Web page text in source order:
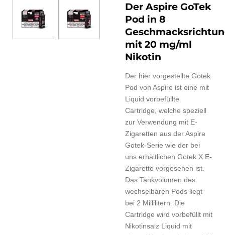
Der Aspire GoTek
Pod in 8
mit 20 mg/ml
Nikotin
Der hier vorgestellte Gotek
Pod von Aspire ist eine mit
Liquid vorbefüllte
Cartridge, welche speziell
zur Verwendung mit E-
Zigaretten aus der Aspire
Gotek-Serie wie der bei
uns erhältlichen Gotek X E-
Zigarette vorgesehen ist.
Das Tankvolumen des
wechselbaren Pods liegt
bei 2 Millilitern. Die
Cartridge wird vorbefüllt mit
Nikotinsalz Liquid mit